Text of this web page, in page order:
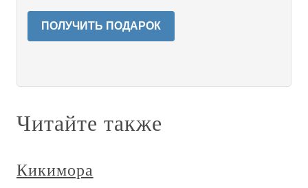
ПОЛУЧИТЬ ПОДАРОК
Читайте также
Кикимора